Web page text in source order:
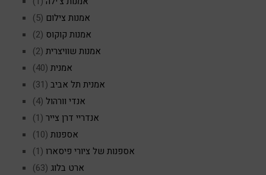
אמנות צילום (5)
אמנות קוקוס (2)
אמנות שוויצרית (2)
אמנית (40)
אמנית תל אביב (31)
אנדי וורהול (4)
אנדריי דרן צייר (1)
אספנות (10)
אספנות של ציורי פיסארו (1)
ארט בלוג (63)